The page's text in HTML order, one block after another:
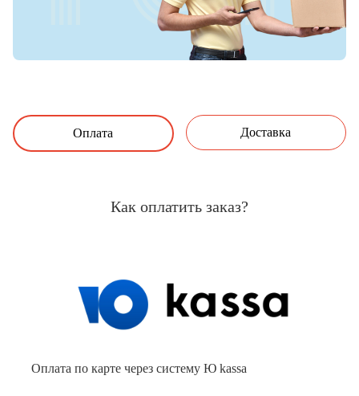
Оплата Доставка
Как оплатить заказ?
Оплата по карте через систему Ю kassa